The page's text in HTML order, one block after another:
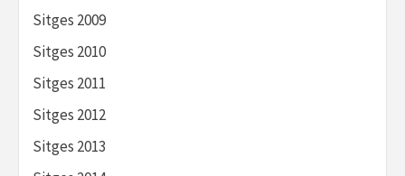
Sitges 2009
Sitges 2010
Sitges 2011
Sitges 2012
Sitges 2013